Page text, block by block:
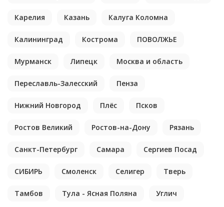
Карелия Казань Калуга Коломна
Калининград Кострома ПОВОЛЖЬЕ
Мурманск Липецк Москва и область
Переславль-Залесский Пенза
Нижний Новгород Плёс Псков
Ростов Великий Ростов-на-Дону Рязань
Санкт-Петербург Самара Сергиев Посад
СИБИРЬ Смоленск Селигер Тверь
Тамбов Тула - Ясная Поляна Углич